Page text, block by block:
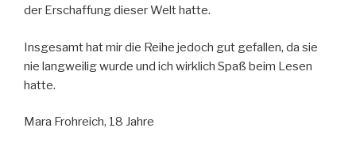
der Erschaffung dieser Welt hatte.
Insgesamt hat mir die Reihe jedoch gut gefallen, da sie
nie langweilig wurde und ich wirklich Spaß beim Lesen
hatte.
Mara Frohreich, 18 Jahre